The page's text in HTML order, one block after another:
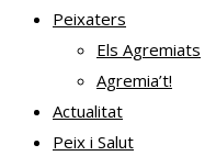
Peixaters
Els Agremiats
Agremia’t!
Actualitat
Peix i Salut